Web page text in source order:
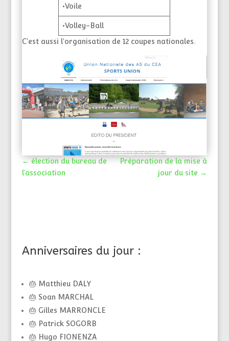
•Voile
•Volley-Ball
C'est aussi l'organisation de 12 coupes nationales.
← élection du bureau de
l’association
Préparation de la mise à
jour du site →
Anniversaires du jour :
🎂 Matthieu DALY
🎂 Soan MARCHAL
🎂 Gilles MARRONCLE
🎂 Patrick SOGORB
🎂 Hugo FIONENZA